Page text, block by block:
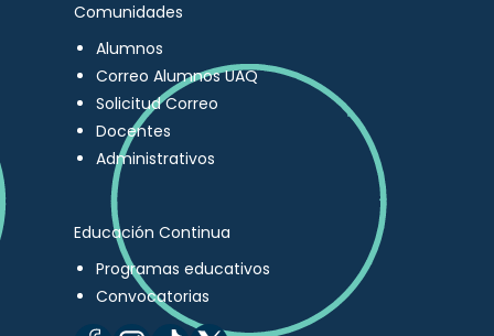
Comunidades
Alumnos
Correo Alumnos UAQ
Solicitud Correo
Docentes
Administrativos
Educación Continua
Programas educativos
Convocatorias